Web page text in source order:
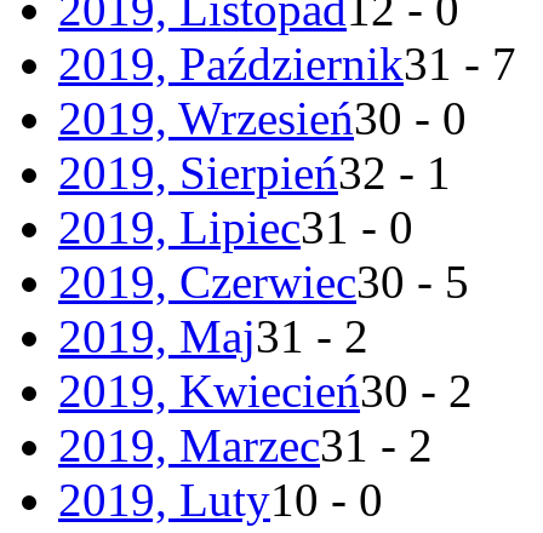
2019, Październik31 - 7
2019, Wrzesień30 - 0
2019, Sierpień32 - 1
2019, Lipiec31 - 0
2019, Czerwiec30 - 5
2019, Maj31 - 2
2019, Kwiecień30 - 2
2019, Marzec31 - 2
2019, Luty10 - 0